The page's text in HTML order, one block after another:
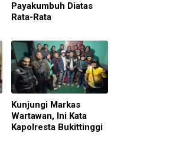
Payakumbuh Diatas
Rata-Rata
Kunjungi Markas
Wartawan, Ini Kata
Kapolresta Bukittinggi